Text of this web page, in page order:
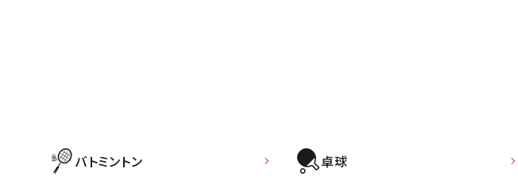
バトミントン 卓球